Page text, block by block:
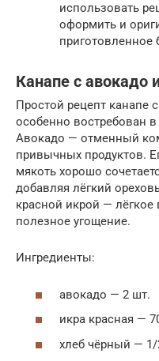
использовать
оформить и
приготовленное
Канапе с авокадо
Простой рецепт канапе
особенно востребован
Авокадо — отменный
привычных продуктов.
мякоть хорошо
добавляя лёгкий
красной икрой — лёгкое
полезное угощение.
Ингредиенты:
авокадо — 2 шт.
икра красная —
хлеб чёрный — 1/